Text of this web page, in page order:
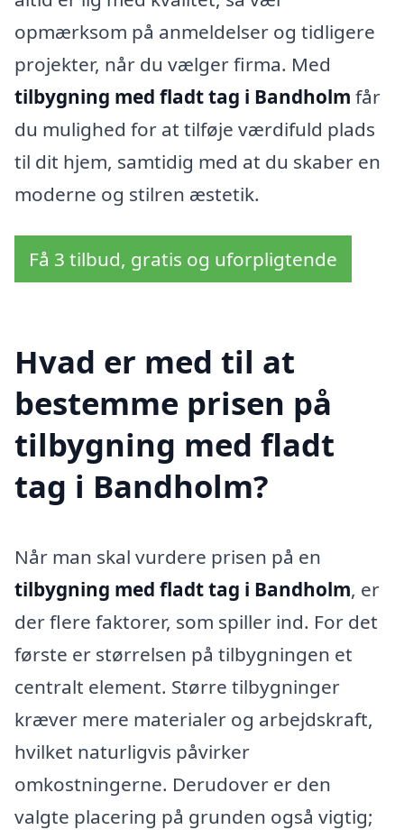
opmærksom på anmeldelser og tidligere
projekter, når du vælger firma. Med
tilbygning med fladt tag i Bandholm får
du mulighed for at tilføje værdifuld plads
til dit hjem, samtidig med at du skaber en
moderne og stilren æstetik.
Få 3 tilbud, gratis og uforpligtende
Hvad er med til at
bestemme prisen på
tilbygning med fladt
tag i Bandholm?
Når man skal vurdere prisen på en
tilbygning med fladt tag i Bandholm, er
der flere faktorer, som spiller ind. For det
første er størrelsen på tilbygningen et
centralt element. Større tilbygninger
kræver mere materialer og arbejdskraft,
hvilket naturligvis påvirker
omkostningerne. Derudover er den
valgte placering på grunden også vigtig;